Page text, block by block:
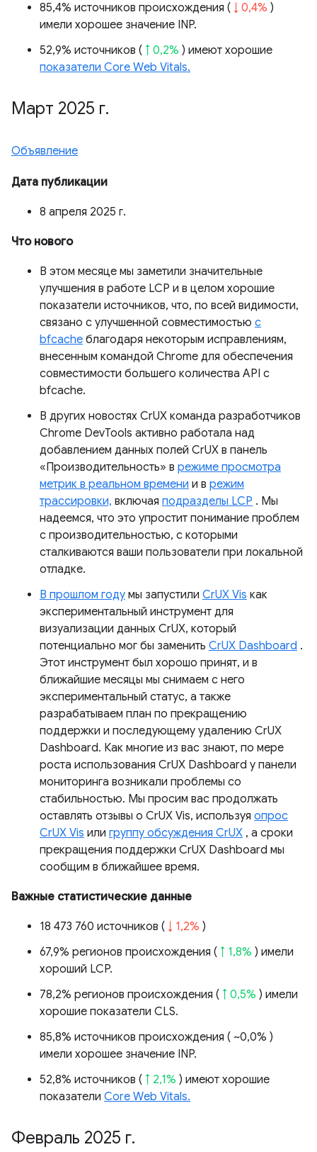
85,4% источников происхождения ( ↓ 0,4% )
имели хорошее значение INP.
52,9% источников ( ↑ 0,2% ) имеют хорошие
показатели Core Web Vitals.
Март 2025 г.
Объявление
Дата публикации
8 апреля 2025 г.
Что нового
В этом месяце мы заметили значительные
улучшения в работе LCP и в целом хорошие
показатели источников, что, по всей видимости,
связано с улучшенной совместимостью с
bfcache благодаря некоторым исправлениям,
внесенным командой Chrome для обеспечения
совместимости большего количества API с
bfcache.
В других новостях CrUX команда разработчиков
Chrome DevTools активно работала над
добавлением данных полей CrUX в панель
«Производительность» в режиме просмотра
метрик в реальном времени и в режим
трассировки, включая подразделы LCP . Мы
надеемся, что это упростит понимание проблем
с производительностью, с которыми
сталкиваются ваши пользователи при локальной
отладке.
В прошлом году мы запустили CrUX Vis как
экспериментальный инструмент для
визуализации данных CrUX, который
потенциально мог бы заменить CrUX Dashboard .
Этот инструмент был хорошо принят, и в
ближайшие месяцы мы снимаем с него
экспериментальный статус, а также
разрабатываем план по прекращению
поддержки и последующему удалению CrUX
Dashboard. Как многие из вас знают, по мере
роста использования CrUX Dashboard у панели
мониторинга возникали проблемы со
стабильностью. Мы просим вас продолжать
оставлять отзывы о CrUX Vis, используя опрос
CrUX Vis или группу обсуждения CrUX , а сроки
прекращения поддержки CrUX Dashboard мы
сообщим в ближайшее время.
Важные статистические данные
18 473 760 источников ( ↓ 1,2% )
67,9% регионов происхождения ( ↑ 1,8% ) имели
хороший LCP.
78,2% регионов происхождения ( ↑ 0,5% ) имели
хорошие показатели CLS.
85,8% источников происхождения ( ~0,0% )
имели хорошее значение INP.
52,8% источников ( ↑ 2,1% ) имеют хорошие
показатели Core Web Vitals.
Февраль 2025 г.